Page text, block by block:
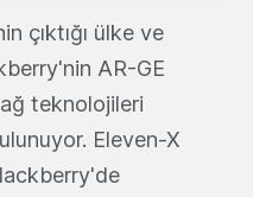
çıktığı ülke ve
AR-GE
teknolojileri
Eleven-X